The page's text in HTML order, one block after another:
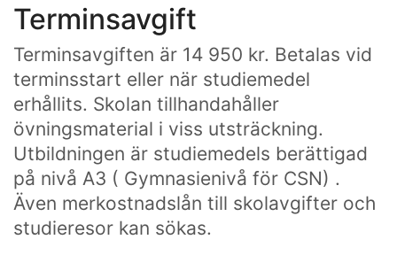
Terminsavgift
Terminsavgiften är 14 950 kr. Betalas vid
terminsstart eller när studiemedel
erhållits. Skolan tillhandahåller
övningsmaterial i viss utsträckning.
Utbildningen är studiemedels berättigad
på nivå A3 ( Gymnasienivå för CSN) .
Även merkostnadslån till skolavgifter och
studieresor kan sökas.